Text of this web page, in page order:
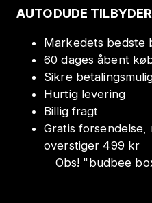
AUTODUDE TILBYDER
Markedets bedste
60 dages åbent
Sikre
Hurtig levering
Billig fragt
Gratis
overstiger 499 kr
Obs! "budbee